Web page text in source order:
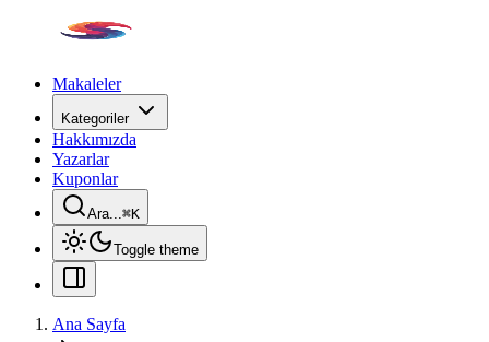
Makaleler
Kategoriler
Hakkımızda
Yazarlar
Kuponlar
Ara...⌘K
Toggle theme
Ana Sayfa